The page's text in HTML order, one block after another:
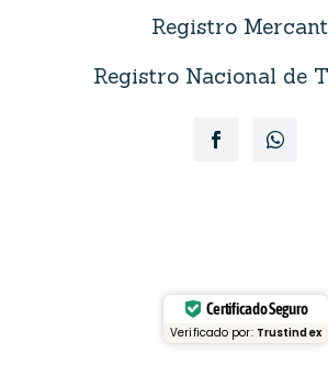
Registro
Registro Nacional de
Certificado Seguro
Verificado por: Trustindex